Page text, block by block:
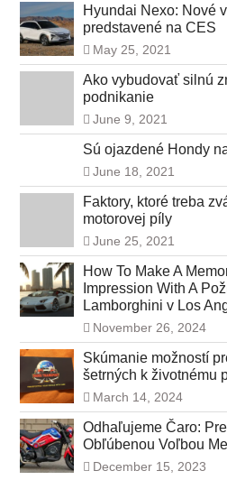
Hyundai Nexo: Nové
predstavené na CES
May 25, 2021
Ako vybudovať silnú
podnikanie
June 9, 2021
Sú ojazdené Hondy
June 18, 2021
Faktory, ktoré treba
motorovej píly
June 25, 2021
How To Make A
Impression With A
Lamborghini v Los
November 26, 2024
Skúmanie možností
šetrných k životnému
March 14, 2024
Odhaľujeme Čaro:
Obľúbenou Voľbou
December 15, 2023